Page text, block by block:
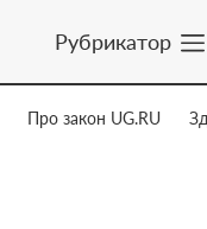
Рубрикатор
Про закон UG.RU